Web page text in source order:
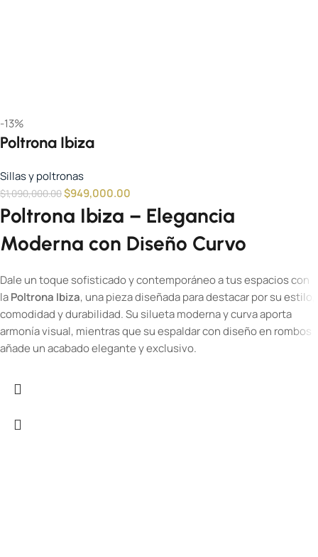
-13%
Poltrona Ibiza
Sillas y poltronas
$1,090,000.00$949,000.00
Poltrona Ibiza – Elegancia
Moderna con Diseño Curvo
Dale un toque sofisticado y contemporáneo a tus espacios con
laPoltrona Ibiza, una pieza diseñada para destacar por su estilo,
comodidad y durabilidad. Su silueta moderna y curva aporta
armonía visual, mientras que su espaldar con diseño en rombos
añade un acabado elegante y exclusivo.